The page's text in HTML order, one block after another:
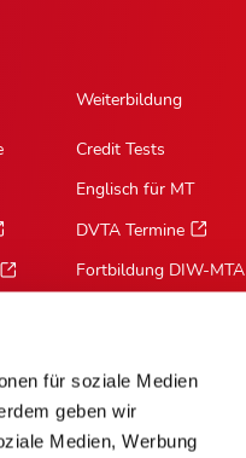
für soziale Medien
geben wir
Medien, Werbung
Weiterbildung
Credit Tests
Englisch für MT
DVTA Termine
Fortbildung DIW-MTA